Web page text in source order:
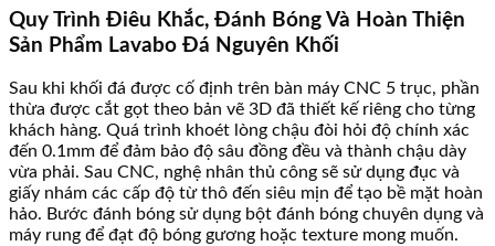
Quy Trình Điêu Khắc, Đánh Bóng Và Hoàn Thiện
Sản Phẩm Lavabo Đá Nguyên Khối
Sau khi khối đá được cố định trên bàn máy CNC 5 trục, phần
thừa được cắt gọt theo bản vẽ 3D đã thiết kế riêng cho từng
khách hàng. Quá trình khoét lòng chậu đòi hỏi độ chính xác
đến 0.1mm để đảm bảo độ sâu đồng đều và thành chậu dày
vừa phải. Sau CNC, nghệ nhân thủ công sẽ sử dụng đục và
giấy nhám các cấp độ từ thô đến siêu mịn để tạo bề mặt hoàn
hảo. Bước đánh bóng sử dụng bột đánh bóng chuyên dụng và
máy rung để đạt độ bóng gương hoặc texture mong muốn.